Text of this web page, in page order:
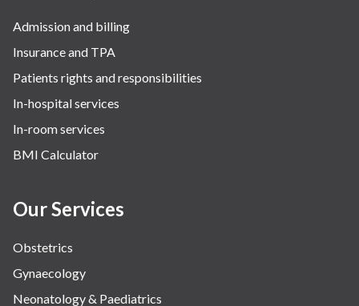
Admission and billing
Insurance and TPA
Patients rights and responsibilities
In-hospital services
In-room services
BMI Calculator
Our Services
Obstetrics
Gynaecology
Neonatology & Paediatrics